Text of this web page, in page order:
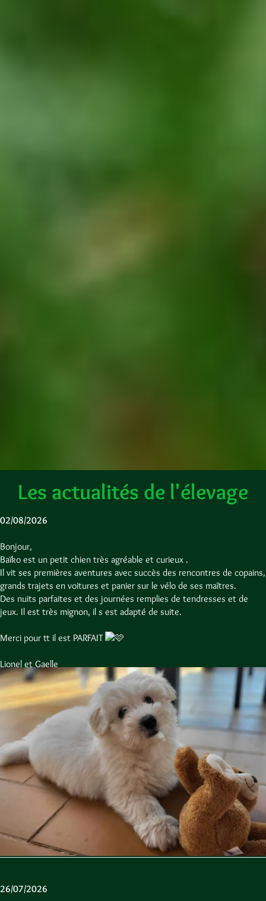
Bienvenue
à l'élevage
canin
de la Forêt
du Kranou
Cotons de Tuléar
Voir nos chiots disponibles
Les actualités de l'élevage
02/08/2026
Bonjour,
Baïko est un petit chien très agréable et curieux .
Il vit ses premières aventures avec succès des rencontres de copains,
grands trajets en voitures et panier sur le vélo de ses maîtres.
Des nuits parfaites et des journées remplies de tendresses et de
jeux. Il est très mignon, il s est adapté de suite.
Merci pour tt il est PARFAIT
Lionel et Gaelle
26/07/2026